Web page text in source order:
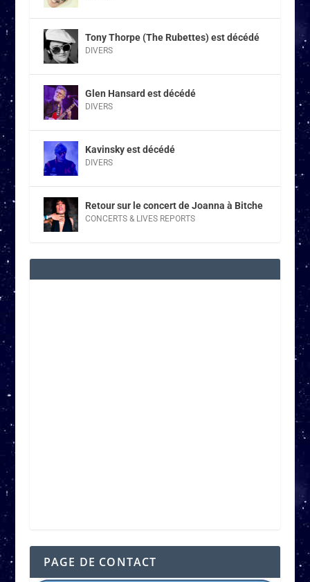
Tony Thorpe (The Rubettes) est décédé
DIVERS
Glen Hansard est décédé
DIVERS
Kavinsky est décédé
DIVERS
Retour sur le concert de Joanna à Bitche
CONCERTS & LIVES REPORTS
PAGE DE CONTACT